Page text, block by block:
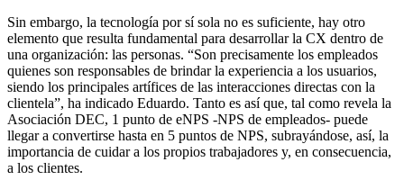
Sin embargo, la tecnología por sí sola no es suficiente, hay otro
elemento que resulta fundamental para desarrollar la CX dentro de
una organización: las personas. “Son precisamente los empleados
quienes son responsables de brindar la experiencia a los usuarios,
siendo los principales artífices de las interacciones directas con la
clientela”, ha indicado Eduardo. Tanto es así que, tal como revela la
Asociación DEC, 1 punto de eNPS -NPS de empleados- puede
llegar a convertirse hasta en 5 puntos de NPS, subrayándose, así, la
importancia de cuidar a los propios trabajadores y, en consecuencia,
a los clientes.